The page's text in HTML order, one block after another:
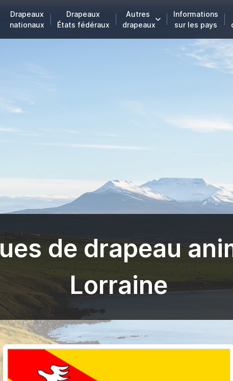
Drapeaux
nationaux
Drapeaux
États fédéraux
Autres
drapeaux
Informations
sur les pays
de drapeau
Lorraine